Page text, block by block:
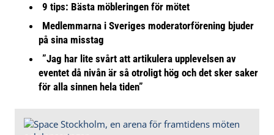
9 tips: Bästa möbleringen för mötet
Medlemmarna i Sveriges moderatorförening bjuder
på sina misstag
”Jag har lite svårt att artikulera upplevelsen av
eventet då nivån är så otroligt hög och det sker saker
för alla sinnen hela tiden”